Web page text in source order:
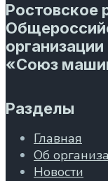
Ростовское
организации
«Союз
Разделы
Главная
Об
Новости